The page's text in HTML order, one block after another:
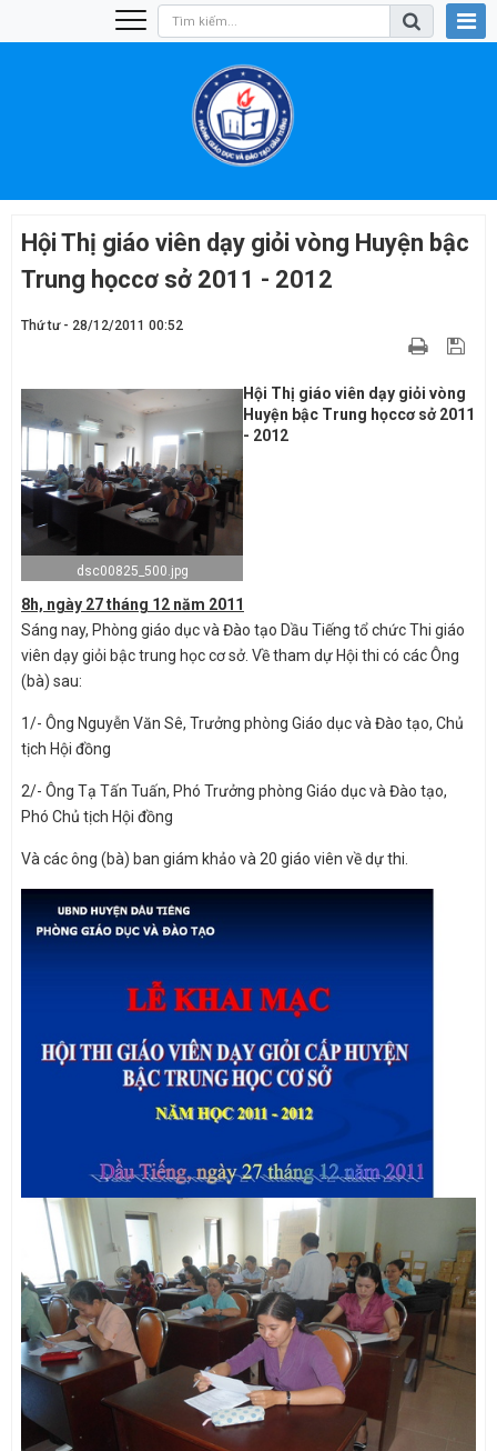
Hội Thị giáo viên dạy giỏi vòng Huyện bậc
Trung họccơ sở 2011 - 2012
Thứ tư - 28/12/2011 00:52
dsc00825_500.jpg
Hội Thị giáo viên dạy giỏi vòng
Huyện bậc Trung họccơ sở 2011
- 2012
8h, ngày 27 tháng 12 năm 2011
Sáng nay, Phòng giáo dục và Đào tạo Dầu Tiếng tổ chức Thi giáo
viên dạy giỏi bậc trung học cơ sở. Về tham dự Hội thi có các Ông
(bà) sau:
1/- Ông Nguyễn Văn Sê, Trưởng phòng Giáo dục và Đào tạo, Chủ
tịch Hội đồng
2/- Ông Tạ Tấn Tuấn, Phó Trưởng phòng Giáo dục và Đào tạo,
Phó Chủ tịch Hội đồng
Và các ông (bà) ban giám khảo và 20 giáo viên về dự thi.